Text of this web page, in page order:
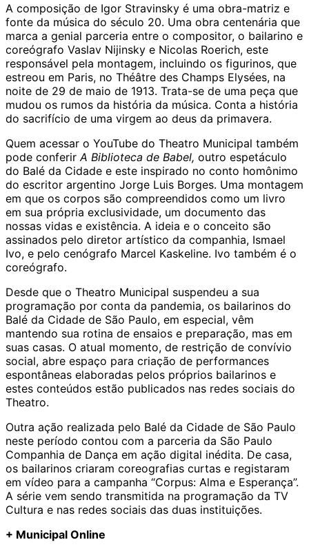
A composição de Igor Stravinsky é uma obra-matriz e
fonte da música do século 20. Uma obra centenária que
marca a genial parceria entre o compositor, o bailarino e
coreógrafo Vaslav Nijinsky e Nicolas Roerich, este
responsável pela montagem, incluindo os figurinos, que
estreou em Paris, no Théâtre des Champs Elysées, na
noite de 29 de maio de 1913. Trata-se de uma peça que
mudou os rumos da história da música. Conta a história
do sacrifício de uma virgem ao deus da primavera.
Quem acessar o YouTube do Theatro Municipal também
pode conferir A Biblioteca de Babel, outro espetáculo
do Balé da Cidade e este inspirado no conto homônimo
do escritor argentino Jorge Luis Borges. Uma montagem
em que os corpos são compreendidos como um livro
em sua própria exclusividade, um documento das
nossas vidas e existência. A ideia e o conceito são
assinados pelo diretor artístico da companhia, Ismael
Ivo, e pelo cenógrafo Marcel Kaskeline. Ivo também é o
coreógrafo.
Desde que o Theatro Municipal suspendeu a sua
programação por conta da pandemia, os bailarinos do
Balé da Cidade de São Paulo, em especial, vêm
mantendo sua rotina de ensaios e preparação, mas em
suas casas. O atual momento, de restrição de convívio
social, abre espaço para criação de performances
espontâneas elaboradas pelos próprios bailarinos e
estes conteúdos estão publicados nas redes sociais do
Theatro.
Outra ação realizada pelo Balé da Cidade de São Paulo
neste período contou com a parceria da São Paulo
Companhia de Dança em ação digital inédita. De casa,
os bailarinos criaram coreografias curtas e registaram
em vídeo para a campanha “Corpus: Alma e Esperança”.
A série vem sendo transmitida na programação da TV
Cultura e nas redes sociais das duas instituições.
+ Municipal Online